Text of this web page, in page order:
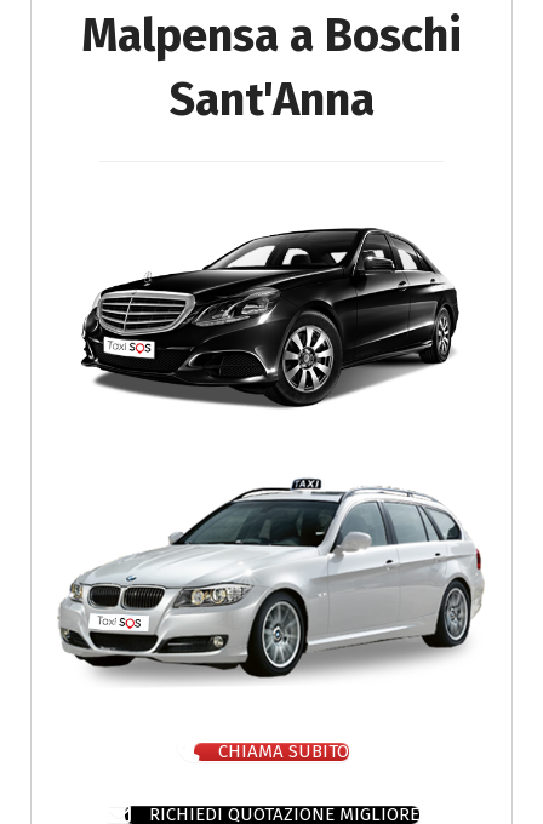
Malpensa a Boschi
Sant'Anna
CHIAMA SUBITO
RICHIEDI QUOTAZIONE MIGLIORE